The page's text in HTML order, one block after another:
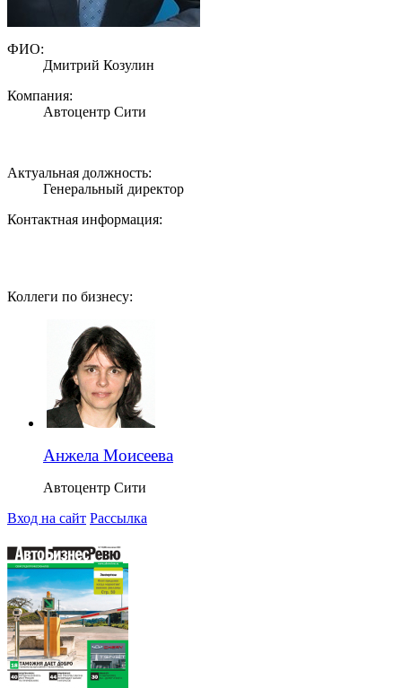
ФИО:
Дмитрий Козулин
Компания:
Автоцентр Сити
Актуальная должность:
Генеральный директор
Контактная информация:
Коллеги по бизнесу:
Анжела Моисеева
Автоцентр Сити
Вход на сайт Рассылка